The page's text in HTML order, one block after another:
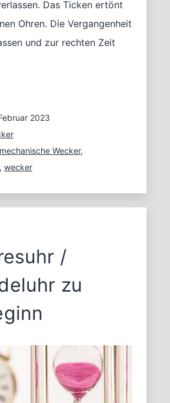
Das Ticken ertönt
Ohren. Die Vergangenheit
und zur rechten Zeit
2023
mechanische Wecker,
, wecker
/
zu